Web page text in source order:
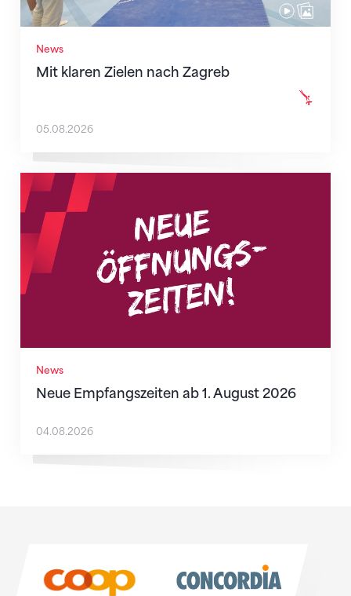
News
Mit klaren Zielen nach Zagreb
05.08.2026
News
Neue Empfangszeiten ab 1. August 2026
Neue Empfangszeiten ab 1. August 2026
04.08.2026